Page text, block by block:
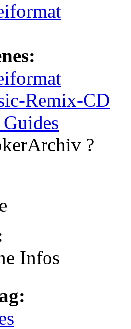
Remix-CD
?
Infos